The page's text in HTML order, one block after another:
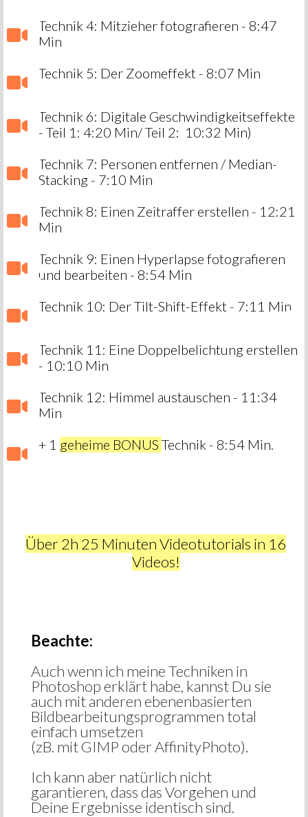
Technik 4: Mitzieher fotografieren - 8:47
Min
Technik 5: Der Zoomeffekt - 8:07 Min
Technik 6: Digitale Geschwindigkeitseffekte
- Teil 1: 4:20 Min/ Teil 2: 10:32 Min)
Technik 7: Personen entfernen / Median-
Stacking - 7:10 Min
Technik 8: Einen Zeitraffer erstellen - 12:21
Min
Technik 9: Einen Hyperlapse fotografieren
und bearbeiten - 8:54 Min
Technik 10: Der Tilt-Shift-Effekt - 7:11 Min
Technik 11: Eine Doppelbelichtung erstellen
- 10:10 Min
Technik 12: Himmel austauschen - 11:34
Min
+ 1 geheime BONUS Technik - 8:54 Min.
Über 2h 25 Minuten Videotutorials in 16
Videos!
Beachte:
Auch wenn ich meine Techniken in
Photoshop erklärt habe, kannst Du sie
auch mit anderen ebenenbasierten
Bildbearbeitungsprogrammen total
einfach umsetzen
(zB. mit GIMP oder AffinityPhoto).
Ich kann aber natürlich nicht
garantieren, dass das Vorgehen und
Deine Ergebnisse identisch sind.